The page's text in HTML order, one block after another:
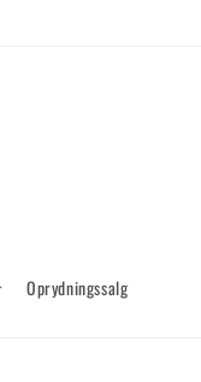
Oprydningssalg